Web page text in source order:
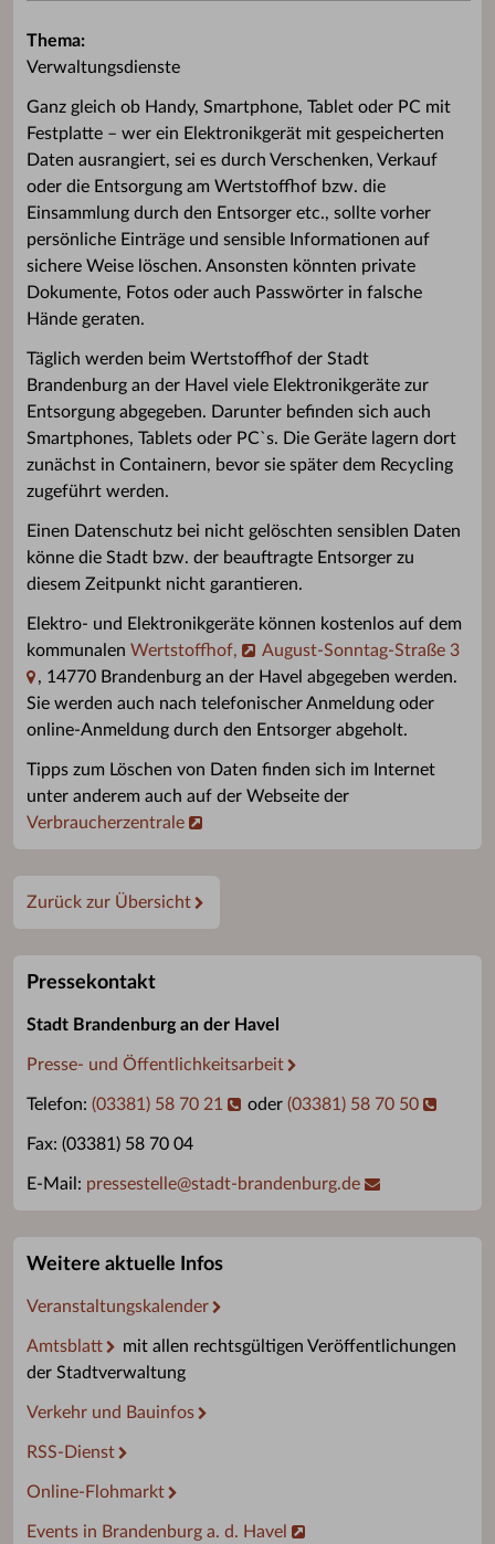
Thema:
Verwaltungsdienste
Ganz gleich ob Handy, Smartphone, Tablet oder PC mit
Festplatte – wer ein Elektronikgerät mit gespeicherten
Daten ausrangiert, sei es durch Verschenken, Verkauf
oder die Entsorgung am Wertstoffhof bzw. die
Einsammlung durch den Entsorger etc., sollte vorher
persönliche Einträge und sensible Informationen auf
sichere Weise löschen. Ansonsten könnten private
Dokumente, Fotos oder auch Passwörter in falsche
Hände geraten.
Täglich werden beim Wertstoffhof der Stadt
Brandenburg an der Havel viele Elektronikgeräte zur
Entsorgung abgegeben. Darunter befinden sich auch
Smartphones, Tablets oder PC`s. Die Geräte lagern dort
zunächst in Containern, bevor sie später dem Recycling
zugeführt werden.
Einen Datenschutz bei nicht gelöschten sensiblen Daten
könne die Stadt bzw. der beauftragte Entsorger zu
diesem Zeitpunkt nicht garantieren.
Elektro- und Elektronikgeräte können kostenlos auf dem
kommunalen Wertstoffhof,
August-Sonntag-Straße 3
, 14770 Brandenburg an der Havel abgegeben werden.
Sie werden auch nach telefonischer Anmeldung oder
online-Anmeldung durch den Entsorger abgeholt.
Tipps zum Löschen von Daten finden sich im Internet
unter anderem auch auf der Webseite der
Verbraucherzentrale
Zurück zur Übersicht
Pressekontakt
Stadt Brandenburg an der Havel
Presse- und Öffentlichkeitsarbeit
Telefon: (03381) 58 70 21 oder (03381) 58 70 50
Fax: (03381) 58 70 04
E-Mail: pressestelle@stadt-brandenburg.de
Weitere aktuelle Infos
Veranstaltungskalender
Amtsblatt
mit allen rechtsgültigen Veröffentlichungen
der Stadtverwaltung
Verkehr und Bauinfos
RSS-Dienst
Online-Flohmarkt
Events in Brandenburg a. d. Havel